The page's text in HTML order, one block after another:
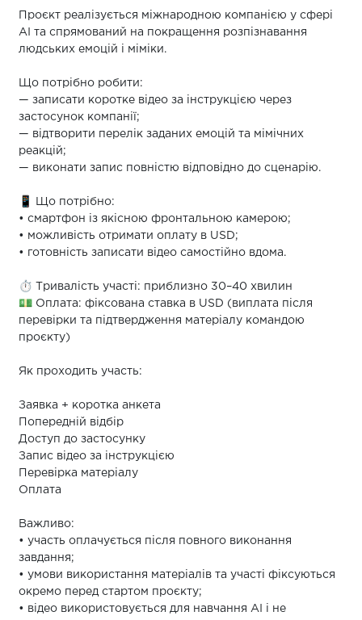
Проєкт реалізується міжнародною компанією у сфері
AI та спрямований на покращення розпізнавання
людських емоцій і міміки.
Що потрібно робити:
— записати коротке відео за інструкцією через
застосунок компанії;
— відтворити перелік заданих емоцій та мімічних
реакцій;
— виконати запис повністю відповідно до сценарію.
📱 Що потрібно:
• смартфон із якісною фронтальною камерою;
• можливість отримати оплату в USD;
• готовність записати відео самостійно вдома.
⏱ Тривалість участі: приблизно 30–40 хвилин
💵 Оплата: фіксована ставка в USD (виплата після
перевірки та підтвердження матеріалу командою
проєкту)
Як проходить участь:
Заявка + коротка анкета
Попередній відбір
Доступ до застосунку
Запис відео за інструкцією
Перевірка матеріалу
Оплата
Важливо:
• участь оплачується після повного виконання
завдання;
• умови використання матеріалів та участі фіксуються
окремо перед стартом проєкту;
• відео використовується для навчання AI і не